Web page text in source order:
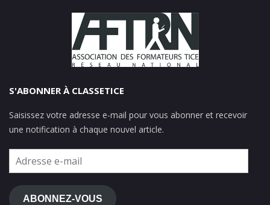
S'ABONNER À CLASSETICE
Saisissez votre adresse e-mail pour vous abonner et recevoir
une notification à chaque nouvel article.
Adresse
e-
mail
ABONNEZ-VOUS